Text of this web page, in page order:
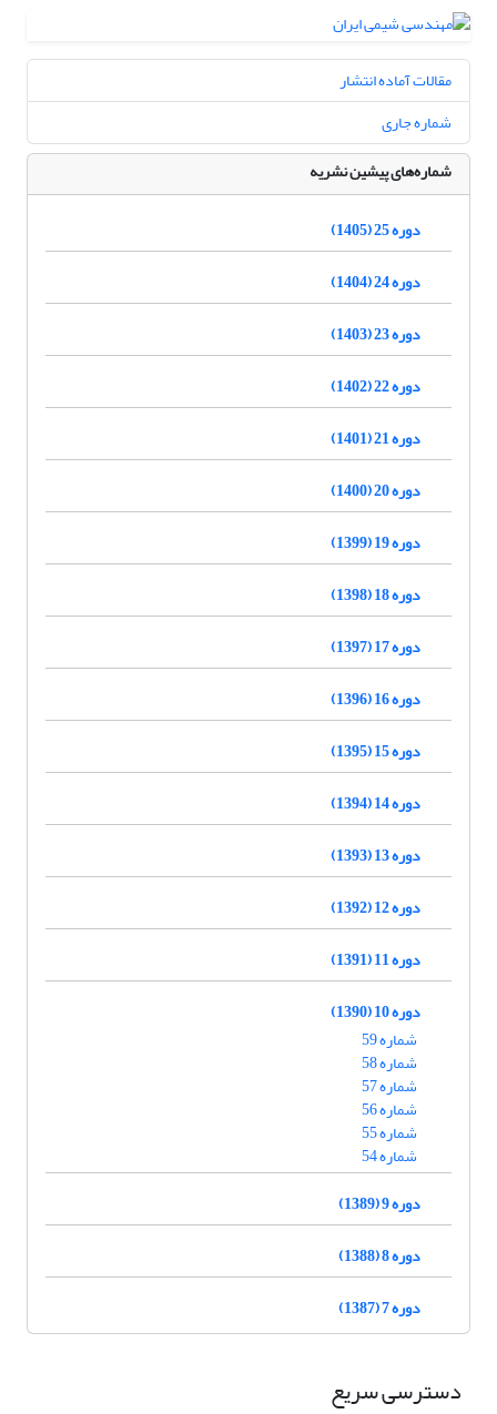
مقالات آماده انتشار
شماره جاری
شماره‌های پیشین نشریه
دوره 25 (1405)
دوره 24 (1404)
دوره 23 (1403)
دوره 22 (1402)
دوره 21 (1401)
دوره 20 (1400)
دوره 19 (1399)
دوره 18 (1398)
دوره 17 (1397)
دوره 16 (1396)
دوره 15 (1395)
دوره 14 (1394)
دوره 13 (1393)
دوره 12 (1392)
دوره 11 (1391)
دوره 10 (1390)
شماره 59
شماره 58
شماره 57
شماره 56
شماره 55
شماره 54
دوره 9 (1389)
دوره 8 (1388)
دوره 7 (1387)
دسترسی سریع